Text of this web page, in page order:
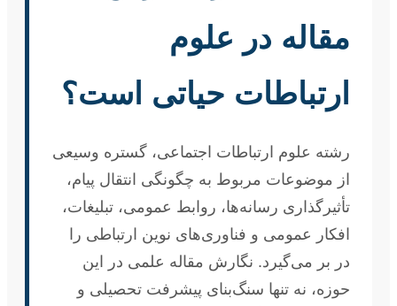
مقاله در علوم
ارتباطات حیاتی است؟
رشته علوم ارتباطات اجتماعی، گستره وسیعی
از موضوعات مربوط به چگونگی انتقال پیام،
تأثیرگذاری رسانه‌ها، روابط عمومی، تبلیغات،
افکار عمومی و فناوری‌های نوین ارتباطی را
در بر می‌گیرد. نگارش مقاله علمی در این
حوزه، نه تنها سنگ‌بنای پیشرفت تحصیلی و